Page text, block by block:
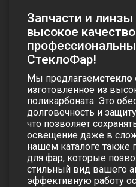
Запчасти и
высокое
СтеклоФар!
Мы предлагаемстекло
изготовленное из
поликарбоната. Это
долговечность и
что позволяет
освещение даже в
нашем каталоге также
для фар, которые
стильный вид вашего
эффективную работу